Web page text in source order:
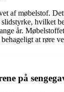
af møbelstof.
hvilket
år.
at røre
på